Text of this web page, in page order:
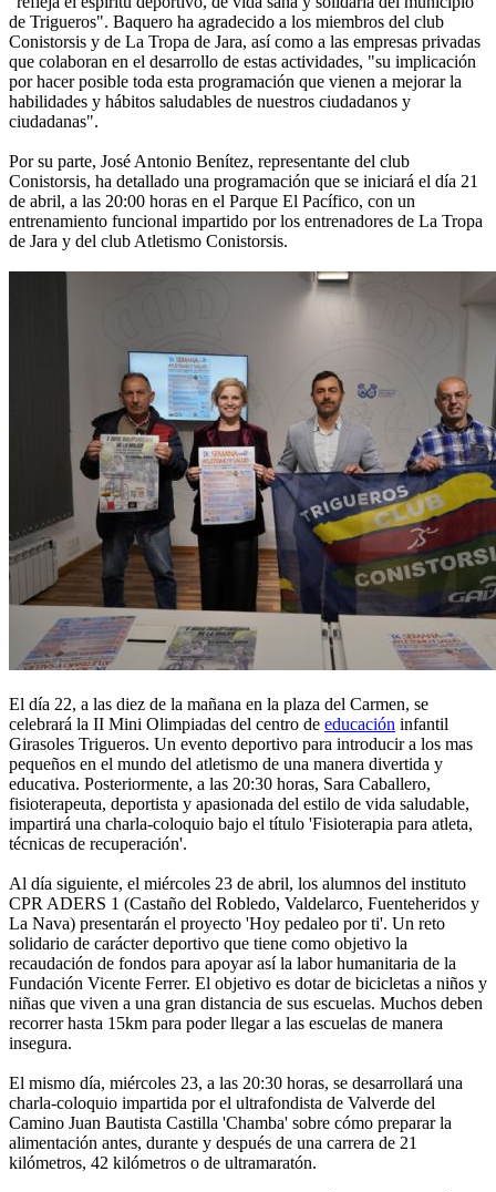
de Trigueros". Baquero ha agradecido a los miembros del club
Conistorsis y de La Tropa de Jara, así como a las empresas privadas
que colaboran en el desarrollo de estas actividades, "su implicación
por hacer posible toda esta programación que vienen a mejorar la
habilidades y hábitos saludables de nuestros ciudadanos y
ciudadanas".
Por su parte, José Antonio Benítez, representante del club
Conistorsis, ha detallado una programación que se iniciará el día 21
de abril, a las 20:00 horas en el Parque El Pacífico, con un
entrenamiento funcional impartido por los entrenadores de La Tropa
de Jara y del club Atletismo Conistorsis.
El día 22, a las diez de la mañana en la plaza del Carmen, se
celebrará la II Mini Olimpiadas del centro de educación infantil
Girasoles Trigueros. Un evento deportivo para introducir a los mas
pequeños en el mundo del atletismo de una manera divertida y
educativa. Posteriormente, a las 20:30 horas, Sara Caballero,
fisioterapeuta, deportista y apasionada del estilo de vida saludable,
impartirá una charla-coloquio bajo el título 'Fisioterapia para atleta,
técnicas de recuperación'.
Al día siguiente, el miércoles 23 de abril, los alumnos del instituto
CPR ADERS 1 (Castaño del Robledo, Valdelarco, Fuenteheridos y
La Nava) presentarán el proyecto 'Hoy pedaleo por ti'. Un reto
solidario de carácter deportivo que tiene como objetivo la
recaudación de fondos para apoyar así la labor humanitaria de la
Fundación Vicente Ferrer. El objetivo es dotar de bicicletas a niños y
niñas que viven a una gran distancia de sus escuelas. Muchos deben
recorrer hasta 15km para poder llegar a las escuelas de manera
insegura.
El mismo día, miércoles 23, a las 20:30 horas, se desarrollará una
charla-coloquio impartida por el ultrafondista de Valverde del
Camino Juan Bautista Castilla 'Chamba' sobre cómo preparar la
alimentación antes, durante y después de una carrera de 21
kilómetros, 42 kilómetros o de ultramaratón.